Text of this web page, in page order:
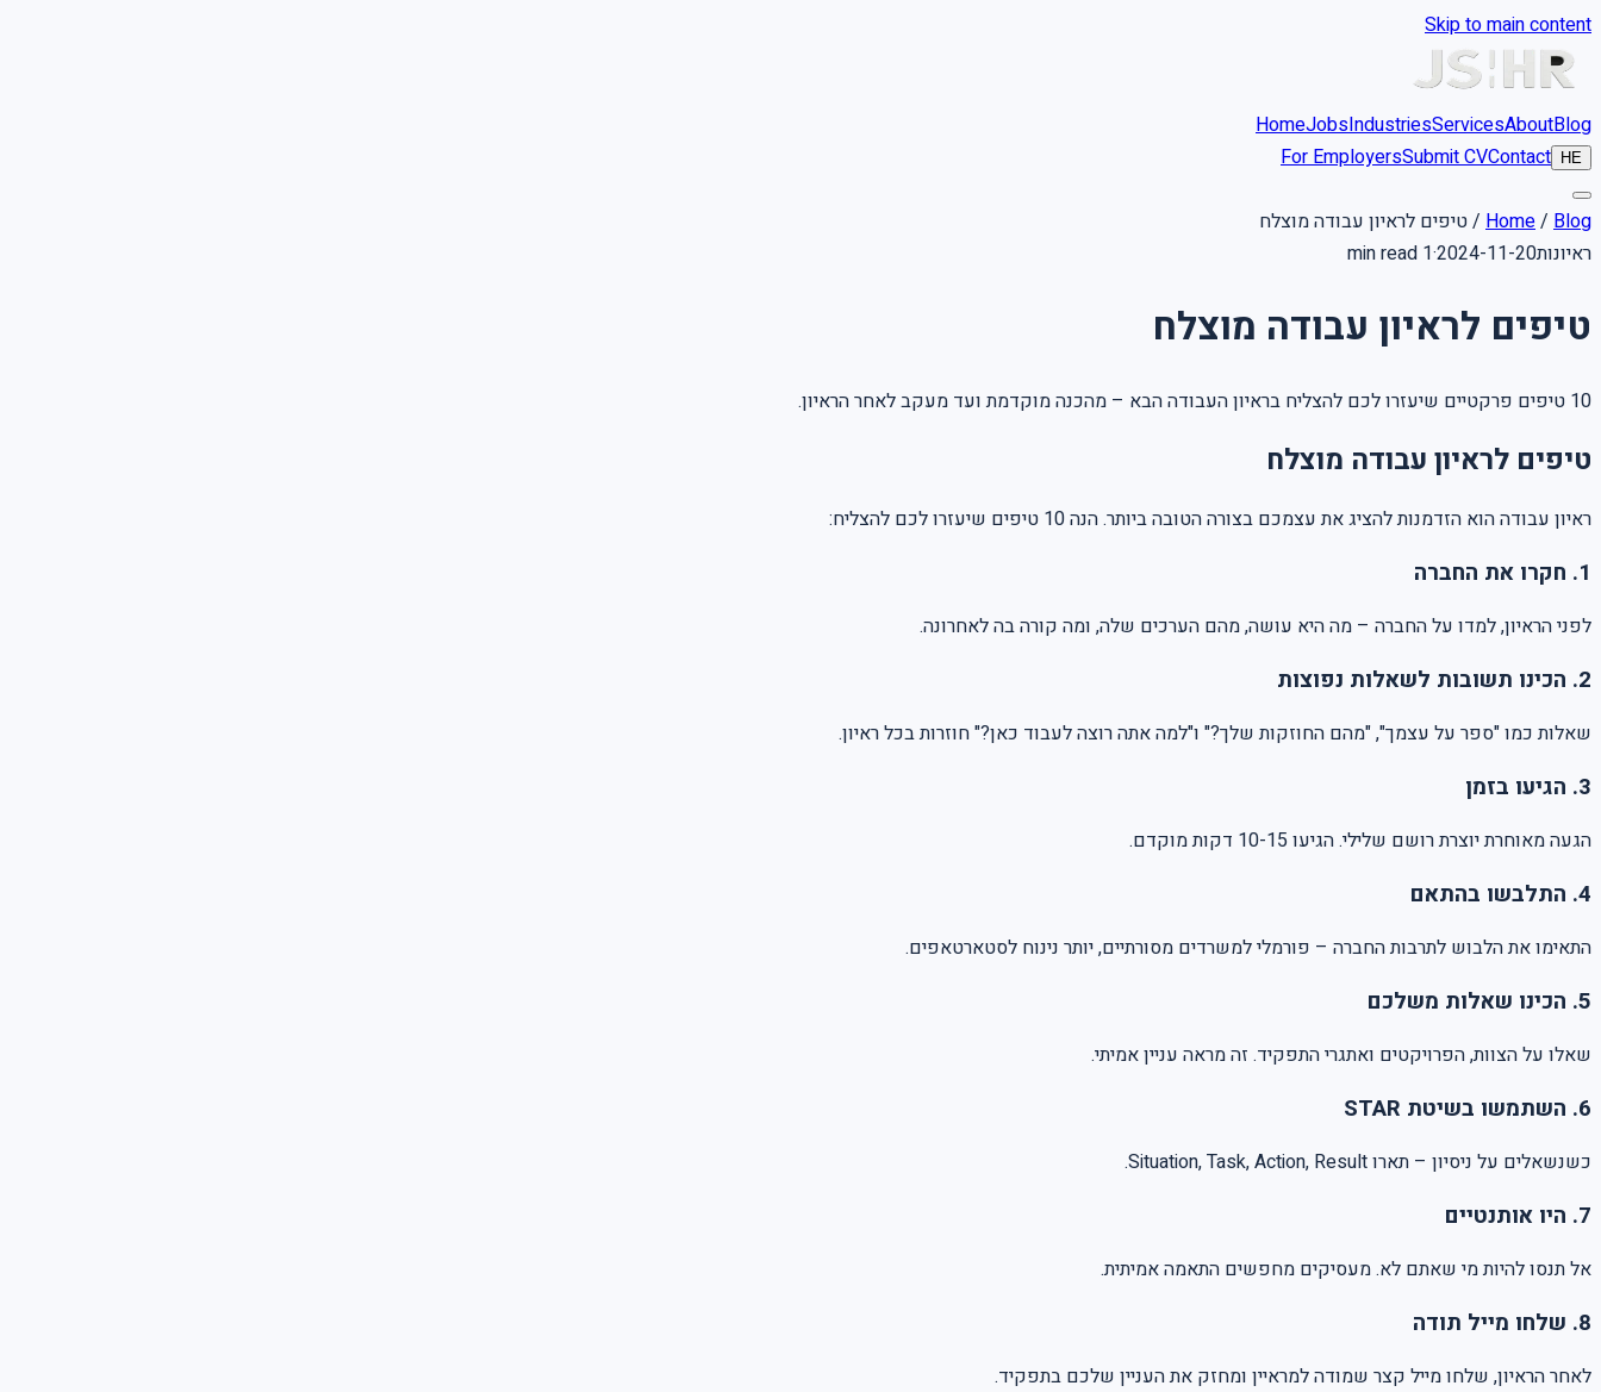
Skip to main content
HomeJobsIndustriesServicesAboutBlog
HE
For EmployersSubmit CVContact
Home/ Blog
/טיפים לראיון עבודה מוצלח
ראיונות2024-11-20
·
1 min read
טיפים לראיון עבודה מוצלח
10 טיפים פרקטיים שיעזרו לכם להצליח בראיון העבודה הבא – מהכנה מוקדמת ועד מעקב לאחר הראיון.
טיפים לראיון עבודה מוצלח
ראיון עבודה הוא הזדמנות להציג את עצמכם בצורה הטובה ביותר. הנה 10 טיפים שיעזרו לכם להצליח:
1. חקרו את החברה
לפני הראיון, למדו על החברה – מה היא עושה, מהם הערכים שלה, ומה קורה בה לאחרונה.
2. הכינו תשובות לשאלות נפוצות
שאלות כמו "ספר על עצמך", "מהם החוזקות שלך?" ו"למה אתה רוצה לעבוד כאן?" חוזרות בכל ראיון.
3. הגיעו בזמן
הגעה מאוחרת יוצרת רושם שלילי. הגיעו 10-15 דקות מוקדם.
4. התלבשו בהתאם
התאימו את הלבוש לתרבות החברה – פורמלי למשרדים מסורתיים, יותר נינוח לסטארטאפים.
5. הכינו שאלות משלכם
שאלו על הצוות, הפרויקטים ואתגרי התפקיד. זה מראה עניין אמיתי.
6. השתמשו בשיטת STAR
כשנשאלים על ניסיון – תארו Situation, Task, Action, Result.
7. היו אותנטיים
אל תנסו להיות מי שאתם לא. מעסיקים מחפשים התאמה אמיתית.
8. שלחו מייל תודה
לאחר הראיון, שלחו מייל קצר שמודה למראיין ומחזק את העניין שלכם בתפקיד.